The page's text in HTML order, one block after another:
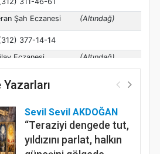
Yazarları
Sevil Sevil AKDOĞAN
“Teraziyi dengede tut,
yıldızını parlat, halkın